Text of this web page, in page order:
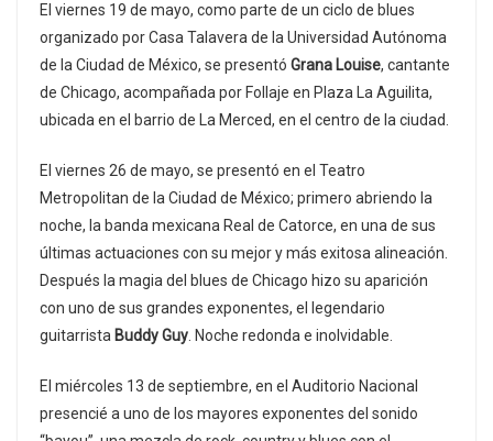
El viernes 19 de mayo, como parte de un ciclo de blues
organizado por Casa Talavera de la Universidad Autónoma
de la Ciudad de México, se presentó Grana Louise, cantante
de Chicago, acompañada por Follaje en Plaza La Aguilita,
ubicada en el barrio de La Merced, en el centro de la ciudad.
El viernes 26 de mayo, se presentó en el Teatro
Metropolitan de la Ciudad de México; primero abriendo la
noche, la banda mexicana Real de Catorce, en una de sus
últimas actuaciones con su mejor y más exitosa alineación.
Después la magia del blues de Chicago hizo su aparición
con uno de sus grandes exponentes, el legendario
guitarrista Buddy Guy. Noche redonda e inolvidable.
El miércoles 13 de septiembre, en el Auditorio Nacional
presencié a uno de los mayores exponentes del sonido